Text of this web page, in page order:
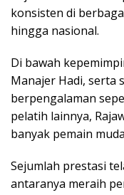
konsisten di
hingga nasional.
Di bawah
Manajer Hadi, serta
berpengalaman
pelatih lainnya,
banyak pemain
Sejumlah prestasi
antaranya meraih